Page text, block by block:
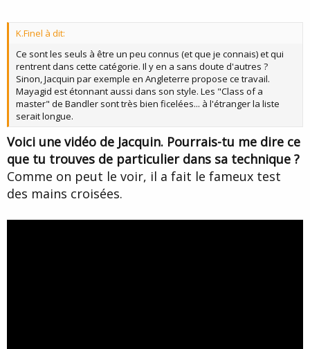
K.Finel à dit:
Ce sont les seuls à être un peu connus (et que je connais) et qui
rentrent dans cette catégorie. Il y en a sans doute d'autres ?
Sinon, Jacquin par exemple en Angleterre propose ce travail.
Mayagid est étonnant aussi dans son style. Les "Class of a
master" de Bandler sont très bien ficelées... à l'étranger la liste
serait longue.
Voici une vidéo de Jacquin. Pourrais-tu me dire ce
que tu trouves de particulier dans sa technique ?
Comme on peut le voir, il a fait le fameux test
des mains croisées.